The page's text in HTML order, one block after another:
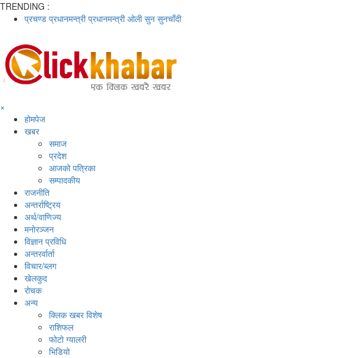
TRENDING :
प्रचण्ड प्रधानमन्त्री प्रधानमन्त्री ओली सुन सुनचाँदी
×
होमपेज
खबर
समाज
प्रदेश
आजको पत्रिका
सम्पादकीय
राजनीति
अन्तर्राष्ट्रिय
अर्थ/वाणिज्य
मनाेरञ्जन
विज्ञान प्रविधि
अन्तरर्वार्ता
विचार/ब्लग
खेलकुद
रोचक
अन्य
क्लिक खबर विशेष
राशिफल
फोटो ग्यालरी
भिडियो